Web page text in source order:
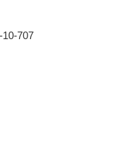
707